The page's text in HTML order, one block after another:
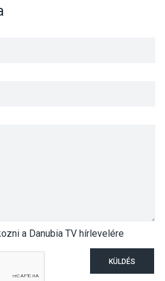
a Danubia TV hírlevelére
KÜLDÉS